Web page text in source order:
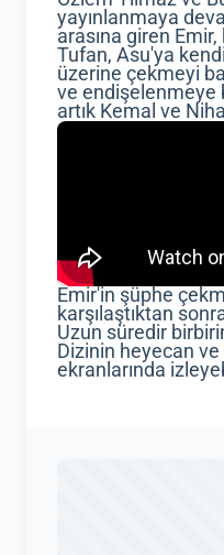
yayınlanmaya
arasına giren Emir,
Tufan, Asu'ya
üzerine çekmeyi
ve endişelenmeye
artık Kemal ve
Emir'in şüphe
karşılaştıktan
Uzun süredir
Dizinin heyecan
ekranlarında